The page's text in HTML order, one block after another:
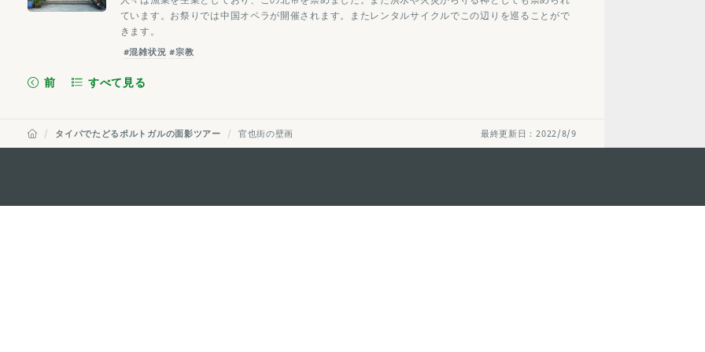
ています。お祭りでは中国オペラが開催されます。またレンタルサイクルでこの辺りを巡ることがで
きます。
#混雑状況 #宗教
前 すべて見る
最終更新日：2022/8/9
タイパでたどるポルトガルの面影ツアー 官也街の壁画